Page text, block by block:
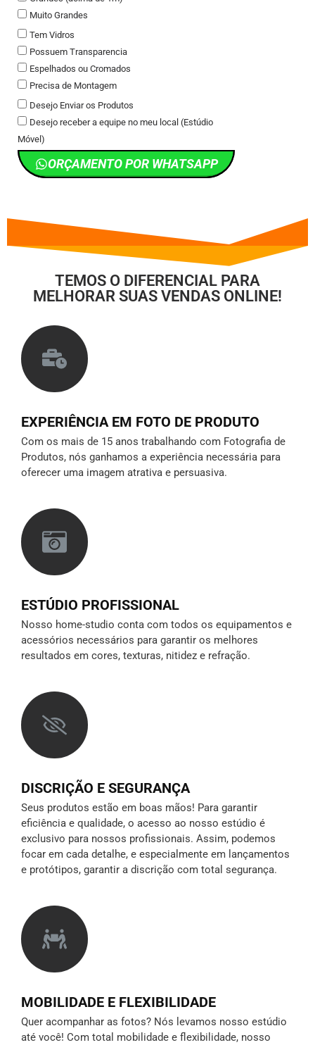
Muito Grandes
Tem Vidros
Possuem Transparencia
Espelhados ou Cromados
Precisa de Montagem
Desejo Enviar os Produtos
Desejo receber a equipe no meu local (Estúdio
Móvel)
ORÇAMENTO POR WHATSAPP
TEMOS O DIFERENCIAL PARA
MELHORAR SUAS VENDAS ONLINE!
EXPERIÊNCIA EM FOTO DE PRODUTO
Com os mais de 15 anos trabalhando com Fotografia de
Produtos, nós ganhamos a experiência necessária para
oferecer uma imagem atrativa e persuasiva.
ESTÚDIO PROFISSIONAL
Nosso home-studio conta com todos os equipamentos e
acessórios necessários para garantir os melhores
resultados em cores, texturas, nitidez e refração.
DISCRIÇÃO E SEGURANÇA
Seus produtos estão em boas mãos! Para garantir
eficiência e qualidade, o acesso ao nosso estúdio é
exclusivo para nossos profissionais. Assim, podemos
focar em cada detalhe, e especialmente em lançamentos
e protótipos, garantir a discrição com total segurança.
MOBILIDADE E FLEXIBILIDADE
Quer acompanhar as fotos? Nós levamos nosso estúdio
até você! Com total mobilidade e flexibilidade, nosso